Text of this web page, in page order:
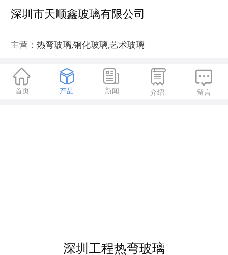
深圳市天顺鑫玻璃有限公司
主营： 热弯玻璃,钢化玻璃,艺术玻璃

首页

产品

新闻

介绍

留言
深圳工程热弯玻璃